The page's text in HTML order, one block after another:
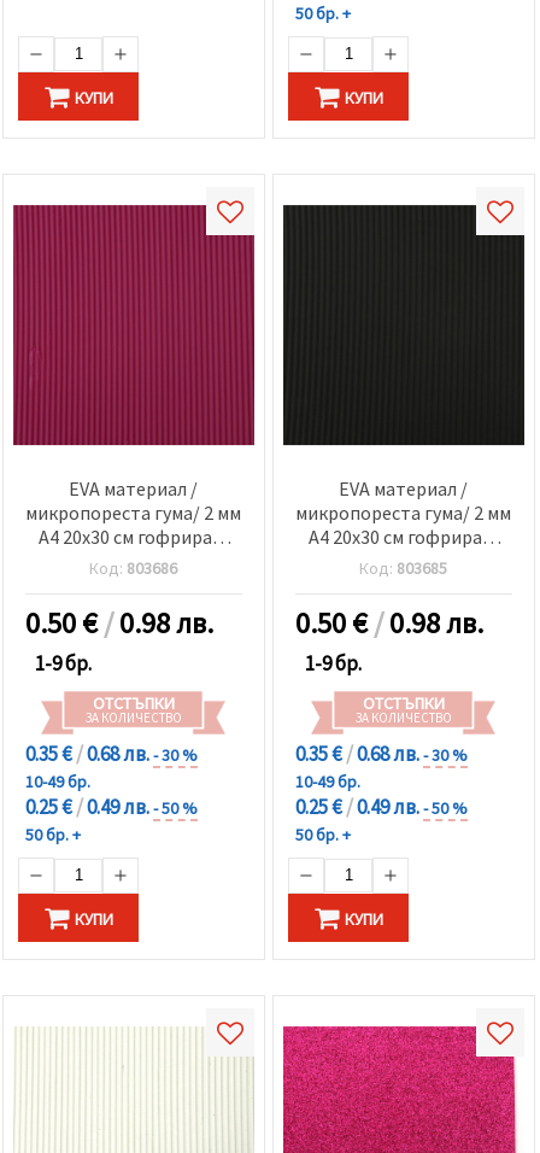
КУПИ
50 бр. +
КУПИ
EVA материал /
микропореста гума/ 2 мм
А4 20x30 см гофриран,
циклама
Код: 803686
0.50€/0.98 лв.
1-9 бр.
ОТСТЪПКИ
ЗА КОЛИЧЕСТВО
0.35 €/0.68 лв.- 30 %
10-49 бр.
0.25 €/0.49 лв.- 50 %
50 бр. +
КУПИ
EVA материал /
микропореста гума/ 2 мм
А4 20x30 см гофриран,
черна
Код: 803685
0.50€/0.98 лв.
1-9 бр.
ОТСТЪПКИ
ЗА КОЛИЧЕСТВО
0.35 €/0.68 лв.- 30 %
10-49 бр.
0.25 €/0.49 лв.- 50 %
50 бр. +
КУПИ